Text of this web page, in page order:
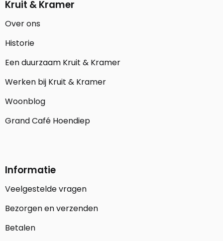
Kruit & Kramer
Over ons
Historie
Een duurzaam Kruit & Kramer
Werken bij Kruit & Kramer
Woonblog
Grand Café Hoendiep
Informatie
Veelgestelde vragen
Bezorgen en verzenden
Betalen